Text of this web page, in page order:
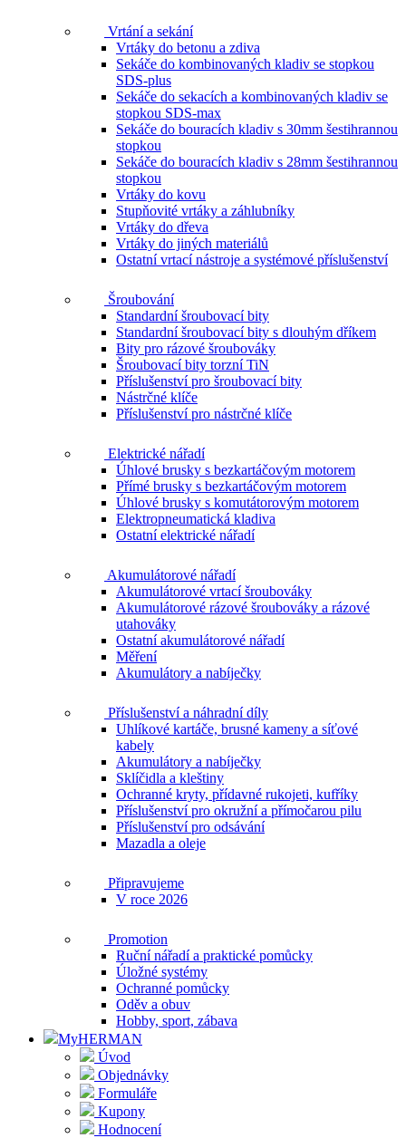
Vrtání a sekání
Vrtáky do betonu a zdiva
Sekáče do kombinovaných kladiv se stopkou
SDS-plus
Sekáče do sekacích a kombinovaných kladiv se
stopkou SDS-max
Sekáče do bouracích kladiv s 30mm šestihrannou
stopkou
Sekáče do bouracích kladiv s 28mm šestihrannou
stopkou
Vrtáky do kovu
Stupňovité vrtáky a záhlubníky
Vrtáky do dřeva
Vrtáky do jiných materiálů
Ostatní vrtací nástroje a systémové příslušenství
Šroubování
Standardní šroubovací bity
Standardní šroubovací bity s dlouhým dříkem
Bity pro rázové šroubováky
Šroubovací bity torzní TiN
Příslušenství pro šroubovací bity
Nástrčné klíče
Příslušenství pro nástrčné klíče
Elektrické nářadí
Úhlové brusky s bezkartáčovým motorem
Přímé brusky s bezkartáčovým motorem
Úhlové brusky s komutátorovým motorem
Elektropneumatická kladiva
Ostatní elektrické nářadí
Akumulátorové nářadí
Akumulátorové vrtací šroubováky
Akumulátorové rázové šroubováky a rázové
utahováky
Ostatní akumulátorové nářadí
Měření
Akumulátory a nabíječky
Příslušenství a náhradní díly
Uhlíkové kartáče, brusné kameny a síťové
kabely
Akumulátory a nabíječky
Sklíčidla a kleštiny
Ochranné kryty, přídavné rukojeti, kufříky
Příslušenství pro okružní a přímočarou pilu
Příslušenství pro odsávání
Mazadla a oleje
Připravujeme
V roce 2026
Promotion
Ruční nářadí a praktické pomůcky
Úložné systémy
Ochranné pomůcky
Oděv a obuv
Hobby, sport, zábava
MyHERMAN
Úvod
Objednávky
Formuláře
Kupony
Hodnocení